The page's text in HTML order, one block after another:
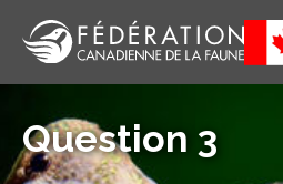
Question 3